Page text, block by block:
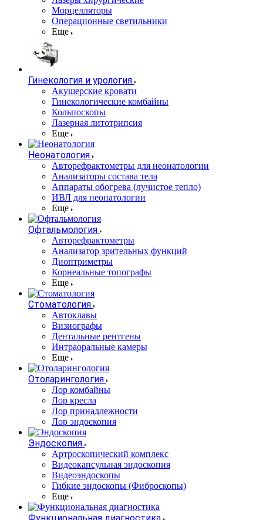
Морцелляторы
Операционные светильники
Еще
Гинекология и урология
Акушерские кровати
Гинекологические комбайны
Кольпоскопы
Лазерная литотрипсия
Еще
Неонатология
Авторефрактометры для неонатологии
Анализаторы состава тела
Аппараты обогрева (лучистое тепло)
ИВЛ для неонатологии
Еще
Офтальмология
Авторефрактометры
Анализатор зрительных функций
Диоптриметры
Корнеальные топографы
Еще
Стоматология
Автоклавы
Визиографы
Дентальные рентгены
Интраоральные камеры
Еще
Отоларингология
Лор комбайны
Лор кресла
Лор принадлежности
Лор эндоскопия
Эндоскопия
Артроскопический комплекс
Видеокапсульная эндоскопия
Видеоэндоскопы
Гибкие эндоскопы (Фиброcкопы)
Еще